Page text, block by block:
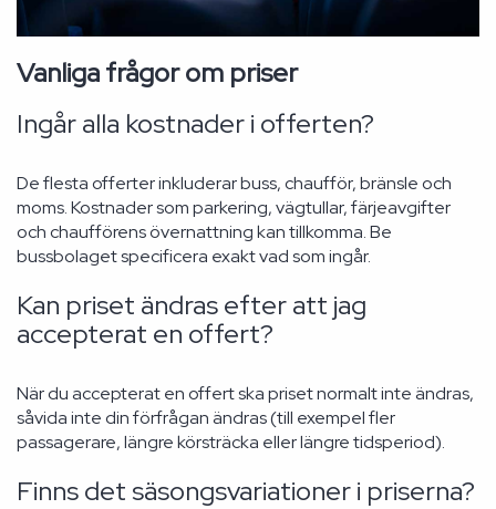
Vanliga frågor om priser
Ingår alla kostnader i offerten?
De flesta offerter inkluderar buss, chaufför, bränsle och
moms. Kostnader som parkering, vägtullar, färjeavgifter
och chaufförens övernattning kan tillkomma. Be
bussbolaget specificera exakt vad som ingår.
Kan priset ändras efter att jag
accepterat en offert?
När du accepterat en offert ska priset normalt inte ändras,
såvida inte din förfrågan ändras (till exempel fler
passagerare, längre körsträcka eller längre tidsperiod).
Finns det säsongsvariationer i priserna?